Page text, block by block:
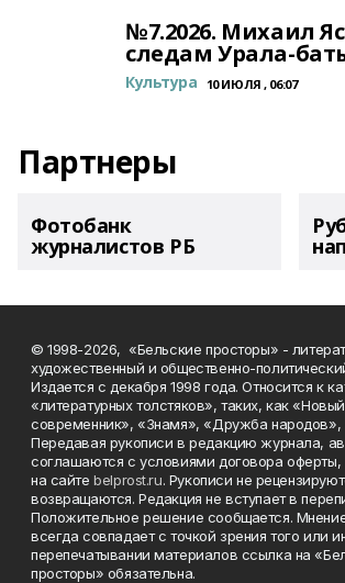
№7.2026. Михаил
следам Урала-
Культура 10 ИЮЛЯ , 06:07
Партнеры
Фотобанк
журналистов РБ
© 1998-2026, «Бельские просторы» -
художественный и общественно-
Издается с декабря 1998 года. Относится к
«литературных толстяков», таких, как
современник», «Знамя», «Дружба народов»,
Передавая рукописи в редакцию журнала,
соглашаются с условиями договора оферты,
на сайтеbelprost.ru. Рукописи не
возвращаются. Редакция не вступает в
Положительное решение сообщается.
всегда совпадает с точкой зрения того или
перепечатывании материалов ссылка на
просторы» обязательна.